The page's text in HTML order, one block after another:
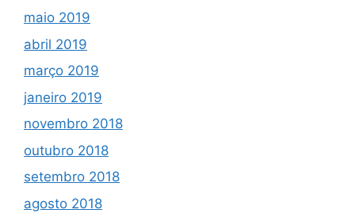
maio 2019
abril 2019
março 2019
janeiro 2019
novembro 2018
outubro 2018
setembro 2018
agosto 2018